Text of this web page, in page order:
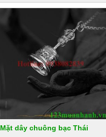
Mặt dây chuông bạc Thái